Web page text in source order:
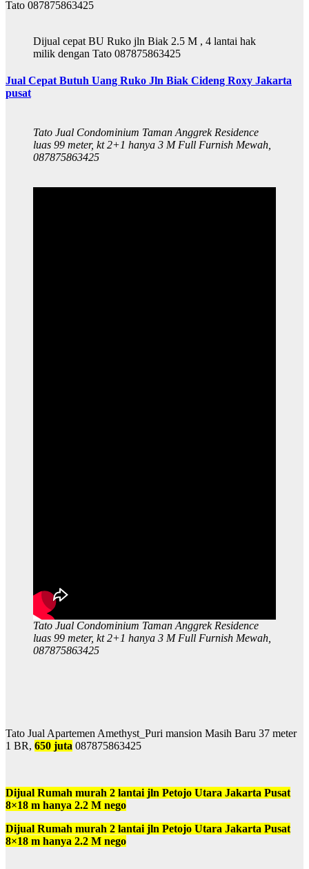
Tato 087875863425
Dijual cepat BU Ruko jln Biak 2.5 M , 4 lantai hak
milik dengan Tato 087875863425
Jual Cepat Butuh Uang Ruko Jln Biak Cideng Roxy Jakarta
pusat
Tato Jual Condominium Taman Anggrek Residence
luas 99 meter, kt 2+1 hanya 3 M Full Furnish Mewah,
087875863425
Tato Jual Condominium Taman Anggrek Residence
luas 99 meter, kt 2+1 hanya 3 M Full Furnish Mewah,
087875863425
Tato Jual Apartemen Amethyst_Puri mansion Masih Baru 37 meter
1 BR, 650 juta 087875863425
Dijual Rumah murah 2 lantai jln Petojo Utara Jakarta Pusat
8×18 m hanya 2.2 M nego
Dijual Rumah murah 2 lantai jln Petojo Utara Jakarta Pusat
8×18 m hanya 2.2 M nego